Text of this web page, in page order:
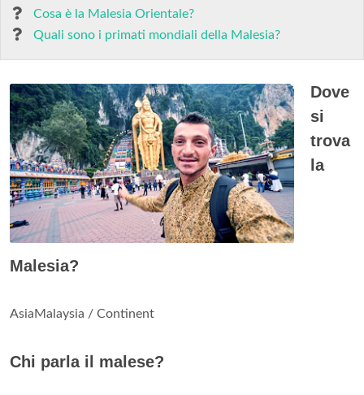
Cosa è la Malesia Orientale?
Quali sono i primati mondiali della Malesia?
Dove
si
trova
la
Malesia?
AsiaMalaysia / Continent
Chi parla il malese?